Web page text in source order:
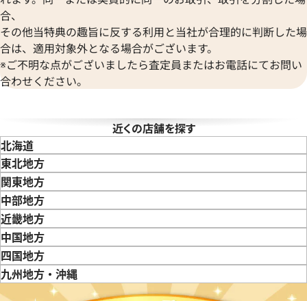
合、
その他当特典の趣旨に反する利用と当社が合理的に判断した場
合は、適用対象外となる場合がございます。
※ご不明な点がございましたら査定員またはお電話にてお問い
合わせください。
近くの店舗を探す
北海道
東北地方
青森県岩手県
関東地方
東京都神奈川県
中部地方
新潟県富山県
近畿地方
三重県滋賀県
中国地方
鳥取県島根県
四国地方
徳島県香川県愛媛県
九州地方・沖縄
福岡県
佐賀県 長崎県 熊本県大分県宮崎県鹿児島県